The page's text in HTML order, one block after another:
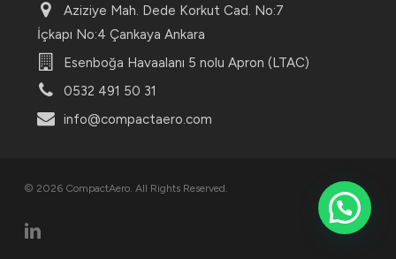
Aziziye Mah. Dede Korkut Cad. No:7
İçkapı No:4 Çankaya Ankara
Esenboğa Havaalanı 5 nolu Apron (LTAC)
0532 491 50 31
info@compactaero.com
© 2026 CompactAero. All Rights Reserved.
linkedin